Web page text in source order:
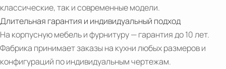
PDF
Twenty
классические, так и современные модели.
Длительная гарантия и индивидуальный подход
На корпусную мебель и фурнитуру — гарантия до 10 лет.
Фабрика принимает заказы на кухни любых размеров и
конфигураций по индивидуальным чертежам.